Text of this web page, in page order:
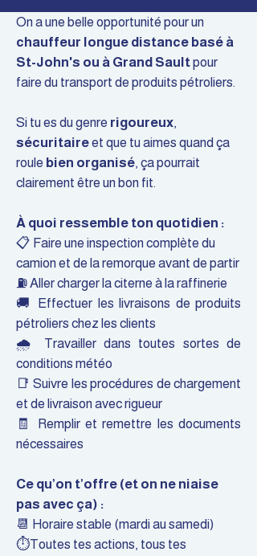
On a une belle opportunité pour un
chauffeur longue distance basé à
St-John's ou à Grand Saultpour
faire du transport de produits pétroliers.
Si tu es du genre rigoureux,
sécuritaireet que tu aimes quand ça
roule bien organisé, ça pourrait
clairement être un bon fit.
À quoi ressemble ton quotidien :
📋 Faire une inspection complète du
camion et de la remorque avant de partir
⛽ Aller charger la citerne à la raffinerie
🚚 Effectuer les livraisons de produits
pétroliers chez les clients
🌧️ Travailler dans toutes sortes de
conditions météo
📑 Suivre les procédures de chargement
et de livraison avec rigueur
🧾 Remplir et remettre les documents
nécessaires
Ce qu’on t’offre (et on ne niaise
pas avec ça) :
📆 Horaire stable (mardi au samedi)
⏱️Toutes tes actions, tous tes